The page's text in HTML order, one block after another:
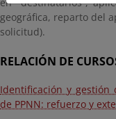
geográfica, reparto del
solicitud).
RELACIÓN DE
Identificación y gestión
de PPNN: refuerzo y